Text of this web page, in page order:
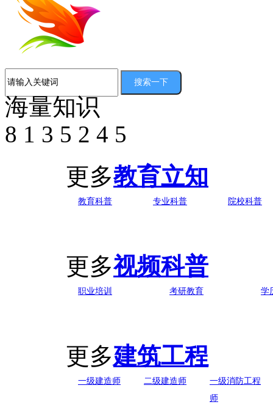
海量知识
8 1 3 5 2 4 5
更多教育立知
教育科普 专业科普 院校科普
更多视频科普
职业培训 考研教育 学
更多建筑工程
一级建造师 二级建造师
一级消防工程
师